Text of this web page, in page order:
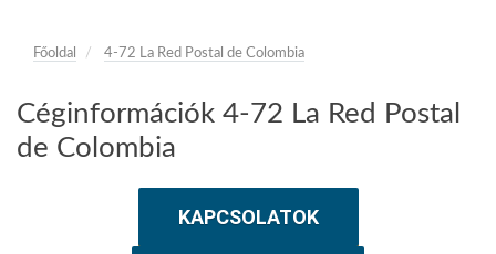
Főoldal 4-72 La Red Postal de Colombia
Céginformációk 4-72 La Red Postal
de Colombia
KAPCSOLATOK